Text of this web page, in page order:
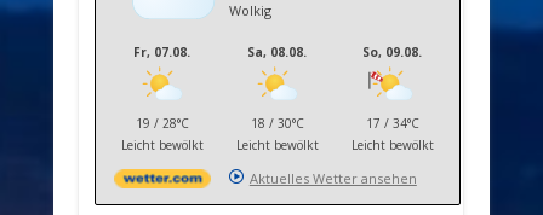
Wolkig
Fr, 07.08.
19 / 28°C
Leicht bewölkt
Sa, 08.08.
18 / 30°C
Leicht bewölkt
So, 09.08.
17 / 34°C
Leicht bewölkt
Aktuelles Wetter ansehen